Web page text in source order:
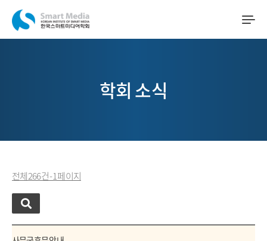
학회 소식
전체 266 건 - 1 페이지